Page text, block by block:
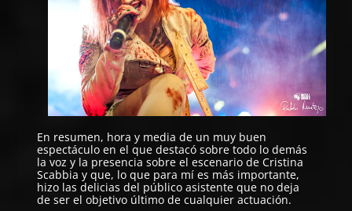
En resumen, hora y media de un muy buen
espectáculo en el que destacó sobre todo lo demás
la voz y la presencia sobre el escenario de Cristina
Scabbia y que, lo que para mí es más importante,
hizo las delicias del público asistente que no deja
de ser el objetivo último de cualquier actuación.